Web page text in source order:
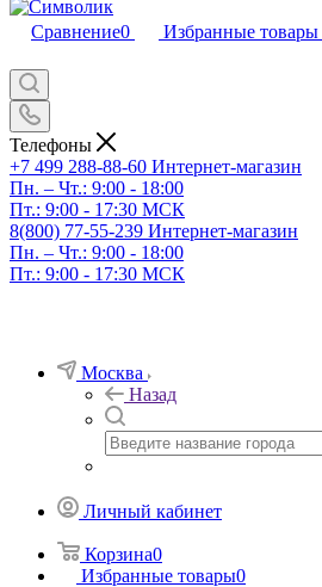
Сравнение0 Избранные товары
Телефоны
+7 499 288-88-60 Интернет-магазин
Пн. – Чт.: 9:00 - 18:00
Пт.: 9:00 - 17:30 МСК
8(800) 77-55-239 Интернет-магазин
Пн. – Чт.: 9:00 - 18:00
Пт.: 9:00 - 17:30 МСК
Москва
Назад
Личный кабинет
Корзина0
Избранные товары0